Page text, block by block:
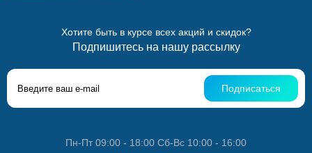
Хотите быть в курсе всех акций и скидок?
Подпишитесь на нашу рассылку
Подписаться
Пн-Пт 09:00 - 18:00 Сб-Вс 10:00 - 16:00